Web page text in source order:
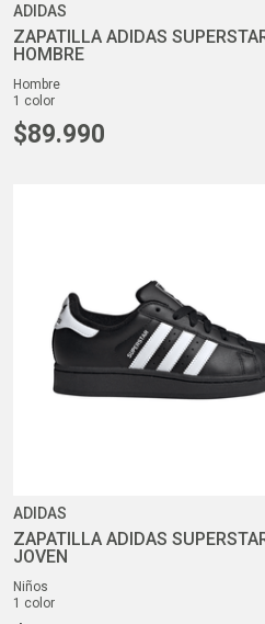
ADIDAS
ZAPATILLA ADIDAS
HOMBRE
hombre
1 color
$89.990
ADIDAS
ZAPATILLA ADIDAS
JOVEN
niños
1 color